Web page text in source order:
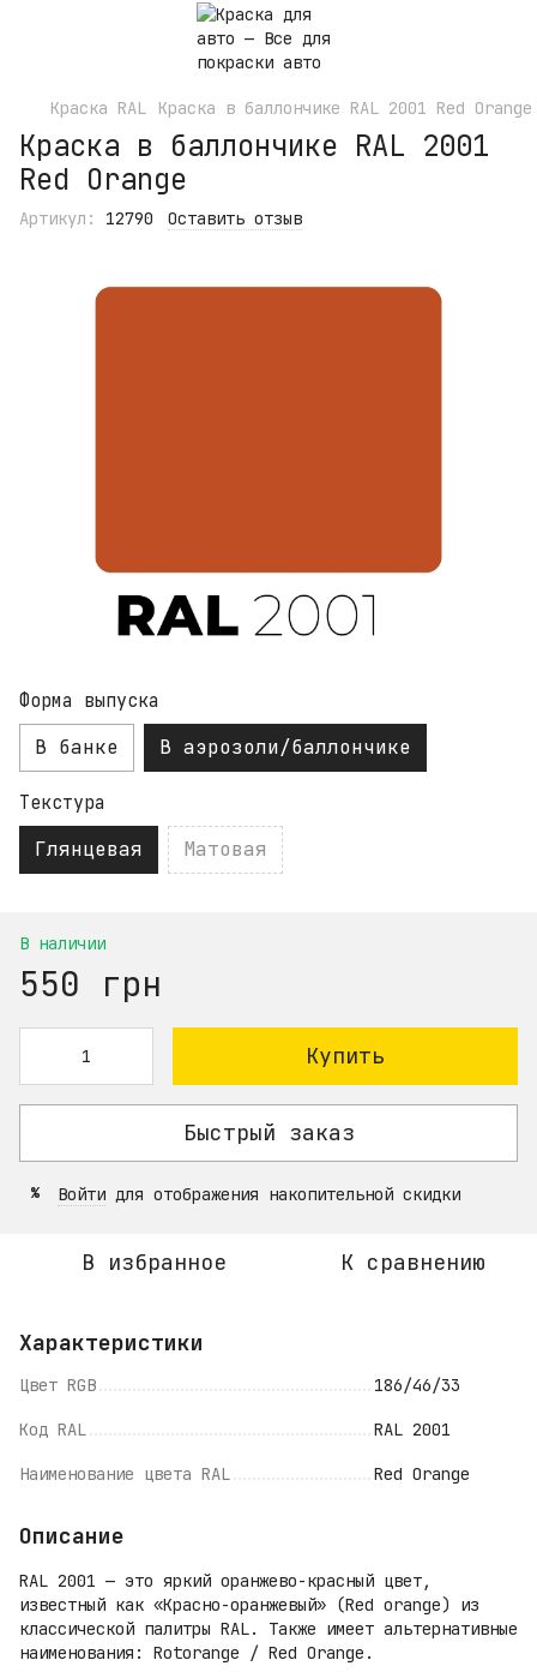
Краска RAL Краска в баллончике RAL 2001 Red Orange
Краска в баллончике RAL 2001
Red Orange
Артикул: 12790 Оставить отзыв
Форма выпуска
В банке В аэрозоли/баллончике
Текстура
Глянцевая Матовая
В наличии
550 грн
Купить
Быстрый заказ
% Войти для отображения накопительной скидки
В избранное К сравнению
Характеристики
Цвет RGB 186/46/33
Код RAL RAL 2001
Наименование цвета RAL Red Orange
Описание
RAL 2001 — это яркий оранжево-красный цвет,
известный как «Красно-оранжевый» (Red orange) из
классической палитры RAL. Также имеет альтернативные
наименования: Rotorange / Red Orange.